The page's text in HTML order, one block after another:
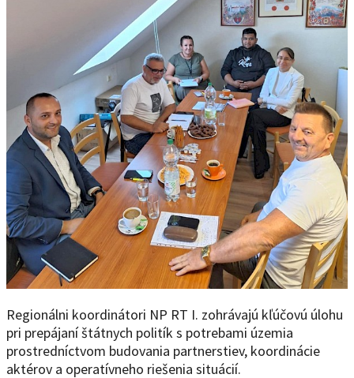
Regionálni koordinátori NP RT I. zohrávajú kľúčovú úlohu
pri prepájaní štátnych politík s potrebami územia
prostredníctvom budovania partnerstiev, koordinácie
aktérov a operatívneho riešenia situácií.